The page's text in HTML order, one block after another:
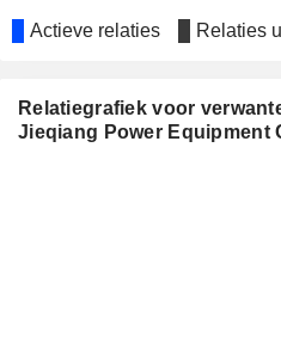
Actieve relaties Relaties
Relatiegrafiek voor
Jieqiang Power Equipment